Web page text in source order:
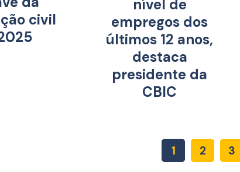
civil
nível de
empregos dos
últimos 12 anos,
destaca
presidente da
CBIC
1 2 3